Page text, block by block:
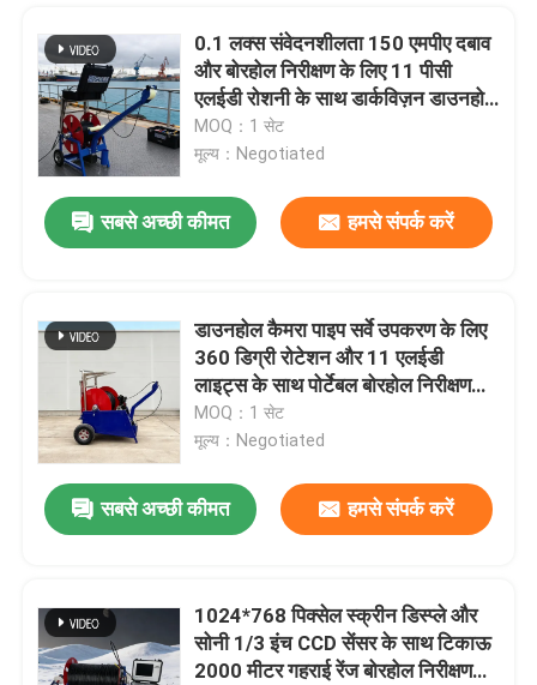
प्रस्तुत
0.1 लक्स संवेदनशीलता 150 एमपीए दबाव
और बोरहोल निरीक्षण के लिए 11 पीसी
एलईडी रोशनी के साथ डार्कविज़न डाउनहोल
कैमरा
MOQ：1 सेट
मूल्य：Negotiated
सबसे अच्छी कीमत हमसे संपर्क करें
डाउनहोल कैमरा पाइप सर्वे उपकरण के लिए
360 डिग्री रोटेशन और 11 एलईडी
लाइट्स के साथ पोर्टेबल बोरहोल निरीक्षण
कैमरा
MOQ：1 सेट
मूल्य：Negotiated
सबसे अच्छी कीमत हमसे संपर्क करें
1024*768 पिक्सेल स्क्रीन डिस्प्ले और
सोनी 1/3 इंच CCD सेंसर के साथ टिकाऊ
2000 मीटर गहराई रेंज बोरहोल निरीक्षण